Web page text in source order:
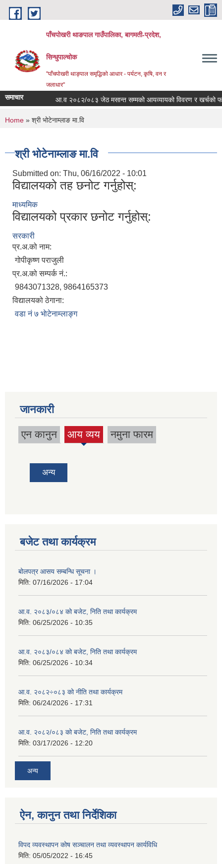
Skip to main content
पाँचपोखरी थाङपाल गाउँपालिका, बागमती-प्रदेश,
सिन्धुपाल्चोक
"पाँचपोखरी थाङ्पाल समृद्धिको आधार - पर्यटन, कृषि, वन र
जलाधार"
समाचार आ.व २०८२/०८३ जेठ मसान्त सम्मको आयव्यायको विवरण र खर्चको
You are here
Home » श्री भोटेनाम्लाङ मा.वि
श्री भोटेनाम्लाङ मा.वि
Submitted on: Thu, 06/16/2022 - 10:01
विद्यालयको तह छनोट गर्नुहोस्:
माध्यमिक
विद्यालयको प्रकार छनोट गर्नुहोस्:
सरकारी
प्र.अ.को नाम:
गोपीकृष्ण पराजुली
प्र.अ.को सम्पर्क नं.:
9843071328, 9864165373
विद्यालयको ठेगाना:
वडा नं ७ भाेटेनाम्लाङ्ग
जानकारी
एन कानुन आय व्यय
(active
नमुना फारम
अन्य
बजेट तथा कार्यक्रम
बोलपत्र आसय सम्बन्धि सूचना ।
मिति: 07/16/2026 - 17:04
आ.व. २०८३/०८४ को बजेट, निति तथा कार्यक्रम
मिति: 06/25/2026 - 10:35
आ.व. २०८३/०८४ को बजेट, निति तथा कार्यक्रम
मिति: 06/25/2026 - 10:34
आ.व. २०८२÷०८३ को नीति तथा कार्यक्रम
मिति: 06/24/2026 - 17:31
आ.व. २०८२/०८३ को बजेट, निति तथा कार्यक्रम
मिति: 03/17/2026 - 12:20
अन्य
ऐन, कानुन तथा निर्देशिका
विपद व्यवस्थापन कोष सञ्चालन तथा व्यवस्थापन कार्यविधि
मिति: 05/05/2022 - 16:45